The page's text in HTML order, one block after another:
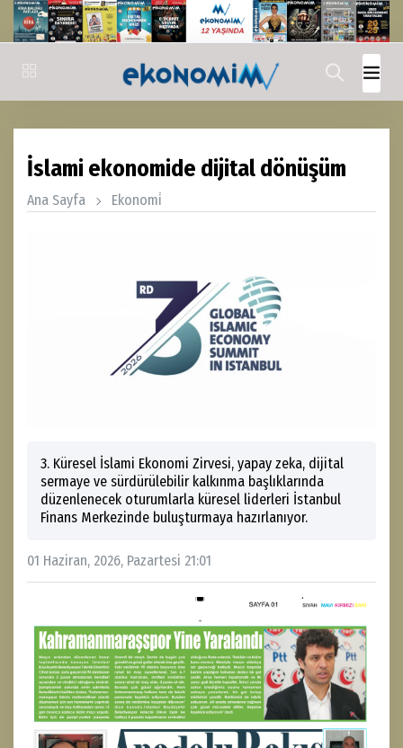
İslami ekonomide dijital dönüşüm
Ana Sayfa Ekonomi̇
3. Küresel İslami Ekonomi Zirvesi, yapay zeka, dijital
sermaye ve sürdürülebilir kalkınma başlıklarında
düzenlenecek oturumlarla küresel liderleri İstanbul
Finans Merkezinde buluşturmaya hazırlanıyor.
01 Haziran, 2026, Pazartesi 21:01